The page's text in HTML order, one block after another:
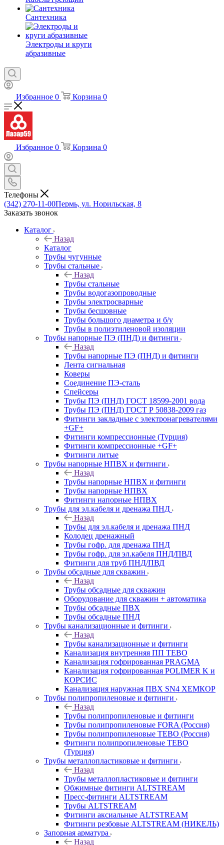
Сантехника
Электроды и круги
абразивные
Избранное 0 Корзина 0
Избранное 0 Корзина 0
Телефоны
(342) 270-11-00Пермь, ул. Норильская, 8
Заказать звонок
Каталог
Назад
Каталог
Трубы чугунные
Трубы стальные
Назад
Трубы стальные
Трубы водогазопроводные
Трубы электросварные
Трубы бесшовные
Трубы большого диаметра и б/у
Трубы в полиэтиленовой изоляции
Трубы напорные ПЭ (ПНД) и фитинги
Назад
Трубы напорные ПЭ (ПНД) и фитинги
Лента сигнальная
Коверы
Соединение ПЭ-сталь
Спейсеры
Трубы ПЭ (ПНД) ГОСТ 18599-2001 вода
Трубы ПЭ (ПНД) ГОСТ Р 50838-2009 газ
Фитинги закладные с электронагревателями
+GF+
Фитинги компрессионные (Турция)
Фитинги компрессионные +GF+
Фитинги литые
Трубы напорные НПВХ и фитинги
Назад
Трубы напорные НПВХ и фитинги
Трубы напорные НПВХ
Фитинги напорные НПВХ
Трубы для эл.кабеля и дренажа ПНД
Назад
Трубы для эл.кабеля и дренажа ПНД
Колодец дренажный
Трубы гофр. для дренажа ПНД
Трубы гофр. для эл.кабеля ПНД/ПВД
Фитинги для труб ПНД/ПВД
Трубы обсадные для скважин
Назад
Трубы обсадные для скважин
Оборудование для скважин + автоматика
Трубы обсадные ПВХ
Трубы обсадные ПНД
Трубы канализационные и фитинги
Назад
Трубы канализационные и фитинги
Канализация внутренняя ПП TEBO
Канализация гофрированная PRAGMA
Канализация гофрированная POLIMER K и
КОРСИС
Канализация наружная ПВХ SN4 ХЕМКОР
Трубы полипропиленовые и фитинги
Назад
Трубы полипропиленовые и фитинги
Трубы полипропиленовые FORA (Россия)
Трубы полипропиленовые TEBO (Россия)
Фитинги полипропиленовые TEBO
(Турция)
Трубы металлопластиковые и фитинги
Назад
Трубы металлопластиковые и фитинги
Обжимные фитинги ALTSTREAM
Пресс-фитинги ALTSTREAM
Трубы ALTSTREAM
Фитинги аксиальные ALTSTREAM
Фитинги резбовые ALTSTREAM (НИКЕЛЬ)
Запорная арматура
Назад